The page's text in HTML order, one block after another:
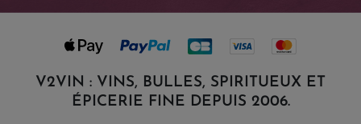
V2VIN : VINS, BULLES, SPIRITUEUX ET
ÉPICERIE FINE DEPUIS 2006.